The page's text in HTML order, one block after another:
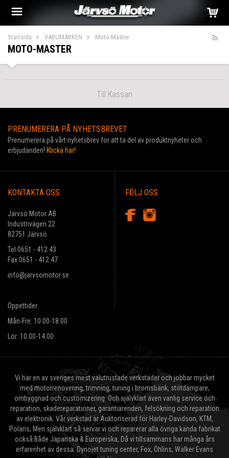
Startsida VARUMÄRKEN Moto-Master
MOTO-MASTER
Till Kassan
PRENUMERERA PÅ NYHETSBREVET
Prenumerera på vårt nyhetsbrev för att ta del av produktnyheter och
erbjudanden! Klicka här!
KONTAKTA OSS
Järvsö Motor AB
Industrivägen 22
82751 Järvsö
Tel 0651 - 412 43
Fax 0651 - 412 47
info@jarvsomotor.se
Öppettider
Mån-Fre: 10.00-18.00
Lör: 10.00-14.00
FÖLJ OSS
Vi har en av sveriges mest välutrustade verkstäder och jobbar mycket
med motorrenovering, trimning, tuning i bromsbänk, stötdämpare,
ombyggnad och customizering. Och självklart även vanlig service och
reparation, skadereparationer, garantiärenden, felsökning och reparation
av elektronik. Vår verkstad är Auktoriserad för Harley-Davidson, KTM,
Polaris, Men självklart så servar vi och reparerar alla övriga kända fabrikat
också Både Japanska & Europeiska, Då vi tillsammans har många års
erfarenhet av dessa. Dynojet tuning center, Fox, Öhlins, Walker Evans